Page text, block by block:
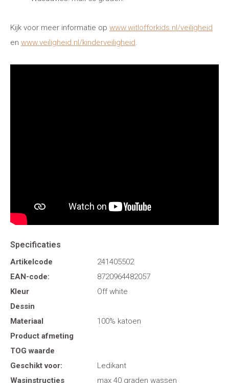
Kijk voor meer informatie op www.witlofforkids.nl/veiligheid
en www.veiligheid.nl/kinderveiligheid.
Specificaties
Artikelcode
241405502
EAN-code:
8720964482057
Kleur
Off white
Dessin
Materiaal
100% katoen
Product afmeting
TOG waarde
Geschikt voor:
Ledikant
Wasinstructies
max 40 graden wassen